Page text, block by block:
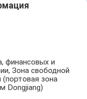
финансовых и
Зона свободной
(портовая зона
Dongjiang)